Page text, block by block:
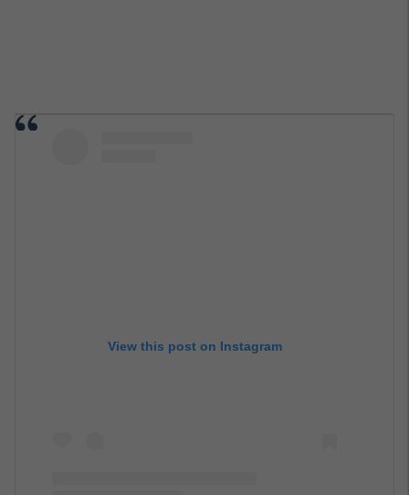
View this post on Instagram